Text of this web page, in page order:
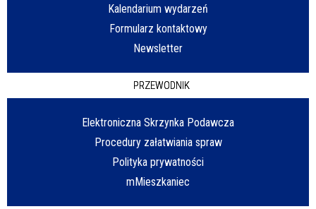
Kalendarium wydarzeń
Formularz kontaktowy
Newsletter
PRZEWODNIK
Elektroniczna Skrzynka Podawcza
Procedury załatwiania spraw
Polityka prywatności
mMieszkaniec